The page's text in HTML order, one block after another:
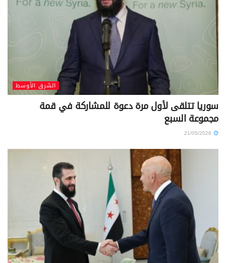
الشرق الأوسط
سوريا تتلقى لأول مرة دعوة للمشاركة في قمة
مجموعة السبع